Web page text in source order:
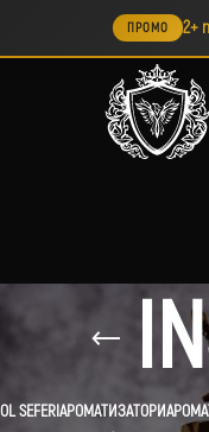
ПРОМО 2+
SEFERIАРОМАТИЗАТОРИ